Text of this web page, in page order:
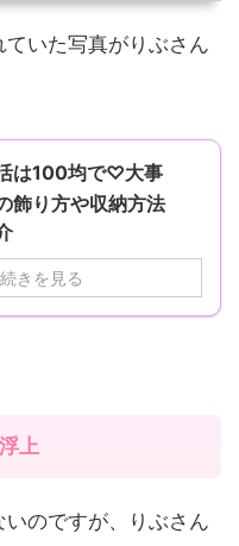
いた写真がりぶさん
は100均で♡大事
飾り方や収納方法
続きを見る
上
のですが、りぶさん